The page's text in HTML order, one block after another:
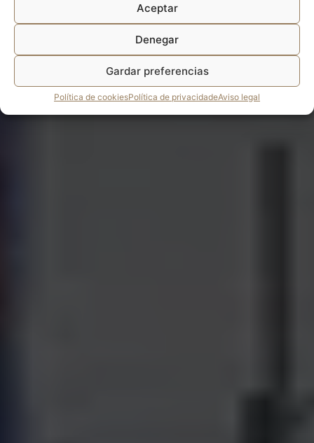
Aceptar
Denegar
Gardar preferencias
Política de cookiesPolítica de privacidadeAviso legal